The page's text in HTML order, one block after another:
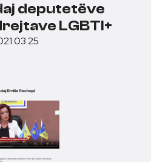
deputetëve
LGBTI+